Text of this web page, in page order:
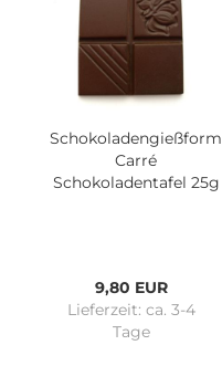
Schokoladengießform
Carré
Schokoladentafel 25g
9,80 EUR
Lieferzeit: ca. 3-4
Tage